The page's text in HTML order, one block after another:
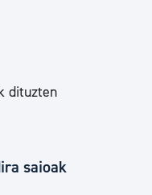
dituzten
saioak